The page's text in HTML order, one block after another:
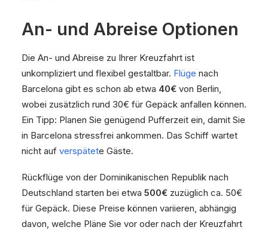
An- und Abreise Optionen
Die An- und Abreise zu Ihrer Kreuzfahrt ist
unkompliziert und flexibel gestaltbar. Flüge nach
Barcelona gibt es schon ab etwa 40€ von Berlin,
wobei zusätzlich rund 30€ für Gepäck anfallen können.
Ein Tipp: Planen Sie genügend Pufferzeit ein, damit Sie
in Barcelona stressfrei ankommen. Das Schiff wartet
nicht auf verspätete Gäste.
Rückflüge von der Dominikanischen Republik nach
Deutschland starten bei etwa 500€ zuzüglich ca. 50€
für Gepäck. Diese Preise können variieren, abhängig
davon, welche Pläne Sie vor oder nach der Kreuzfahrt